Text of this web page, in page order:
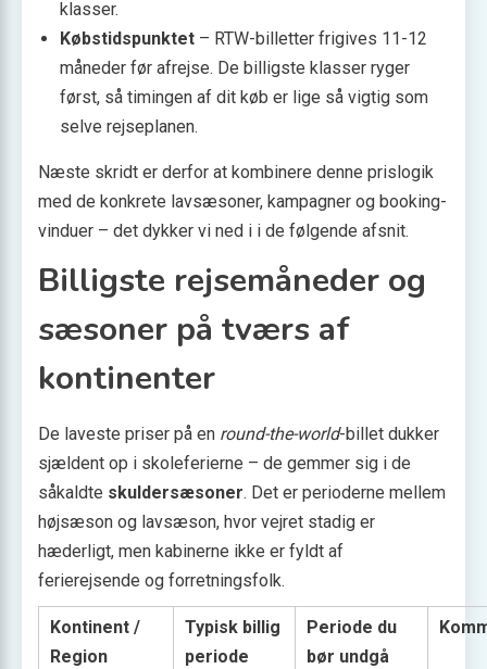
klasser.
Købstidspunktet – RTW-billetter frigives 11-12
måneder før afrejse. De billigste klasser ryger
først, så timingen af dit køb er lige så vigtig som
selve rejseplanen.
Næste skridt er derfor at kombinere denne prislogik
med de konkrete lavsæsoner, kampagner og booking­
vinduer – det dykker vi ned i i de følgende afsnit.
Billigste rejsemåneder og
sæsoner på tværs af
kontinenter
De laveste priser på en round-the-world-billet dukker
sjældent op i skoleferierne – de gemmer sig i de
såkaldte skuldersæsoner. Det er perioderne mellem
højsæson og lavsæson, hvor vejret stadig er
hæderligt, men kabinerne ikke er fyldt af
ferierejsende og forretningsfolk.
Kontinent /
Region
Typisk billig
periode
Periode du
bør undgå